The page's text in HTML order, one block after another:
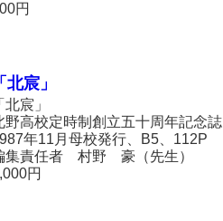
円
「北宸」
北宸」
野高校定時制創立五十周年記念誌
年11月母校発行、B5、112P
集責任者 村野 豪（先生）
円